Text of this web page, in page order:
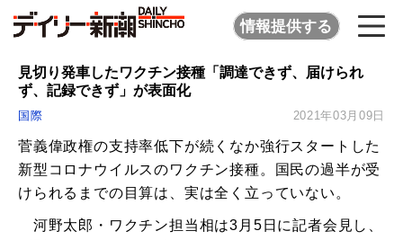
情報提供する
見切り発車したワクチン接種「調達できず、届けられ
ず、記録できず」が表面化
国際 2021年03月09日
菅義偉政権の支持率低下が続くなか強行スタートした
新型コロナウイルスのワクチン接種。国民の過半が受
けられるまでの目算は、実は全く立っていない。
河野太郎・ワクチン担当相は3月5日に記者会見し、